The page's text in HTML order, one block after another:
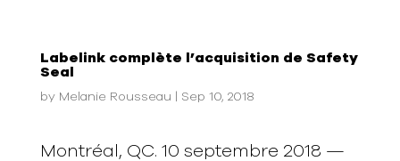
Labelink complète l’acquisition de Safety
Seal
by Melanie Rousseau Sep 10, 2018
Montréal, QC. 10 septembre 2018 —